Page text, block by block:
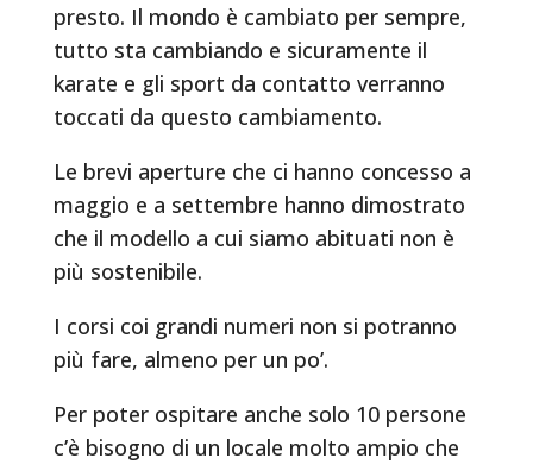
presto. Il mondo è cambiato per sempre,
tutto sta cambiando e sicuramente il
karate e gli sport da contatto verranno
toccati da questo cambiamento.
Le brevi aperture che ci hanno concesso a
maggio e a settembre hanno dimostrato
che il modello a cui siamo abituati non è
più sostenibile.
I corsi coi grandi numeri non si potranno
più fare, almeno per un po’.
Per poter ospitare anche solo 10 persone
c’è bisogno di un locale molto ampio che